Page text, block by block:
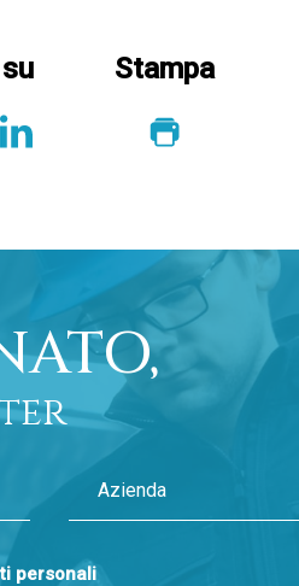
Stampa
personali